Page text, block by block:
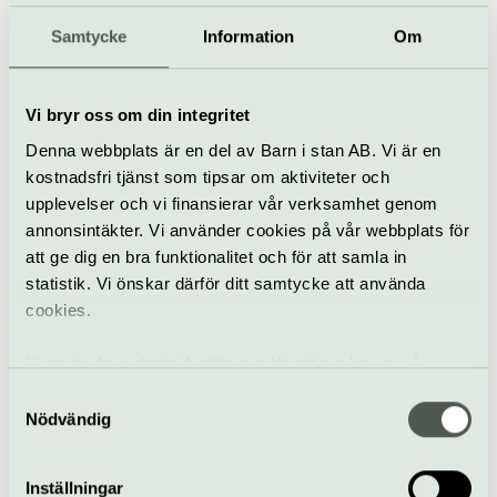
Samtycke Information Om
Vi bryr oss om din integritet
Denna webbplats är en del av Barn i stan AB. Vi är en
kostnadsfri tjänst som tipsar om aktiviteter och
upplevelser och vi finansierar vår verksamhet genom
annonsintäkter. Vi använder cookies på vår webbplats för
att ge dig en bra funktionalitet och för att samla in
statistik. Vi önskar därför ditt samtycke att använda
cookies.
Vi använder enhetsidentifierare för att analysera vår
samt tillhandahålla funktioner för sociala medier. Vi
vidarebefordrar även sådana identifierare och annan
information från din enhet till de sociala medier och
Nödvändig
Inställningar
Musikal
11 okt–5 jan 2027
Göta Lejon
Rock Orchestra
12 oktober
Göta Lejon
Engelska/english